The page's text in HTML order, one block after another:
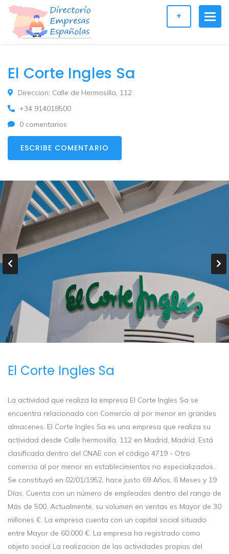
+
El Corte Ingles Sa
Direccion: Calle de Hermosilla, 112
+34 914018500
0 comentarios
ESCRIBE COMENTARIO
El Corte Ingles Sa
La actividad que realiza la empresa El Corte Ingles Sa se
encuentra relacionada con Comercio al por menor en grandes
almacenes. El Corte Ingles Sa es una empresa que realiza su
actividad desde Calle hermosilla, 112 en Madrid, Madrid. Está
clasificada dentro del CNAE con el código 4719 - Otro
comercio al por menor en establecimientos no especializados.
Se constituyó en 02/01/1952, hace justo 69 Años, 6 Meses y 19
Días. Cuenta con un número de empleados dentro del rango de
Más de 500. Actualmente, su volumen en ventas es Mayor de 30
millones €. La empresa cuenta con un capital social situado
entre Mayor de 60.000 €. La empresa ha registrado como
objeto social La realizacion de las actividades propias del